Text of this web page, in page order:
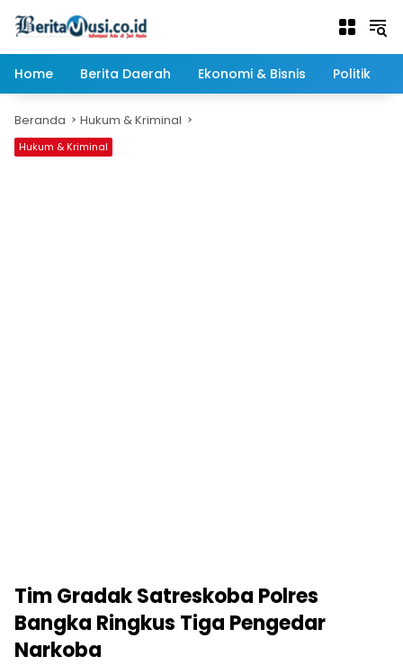
Home
Berita Daerah Ekonomi & Bisnis Politik
Beranda Hukum & Kriminal
Hukum & Kriminal
Tim Gradak Satreskoba Polres
Bangka Ringkus Tiga Pengedar
Narkoba